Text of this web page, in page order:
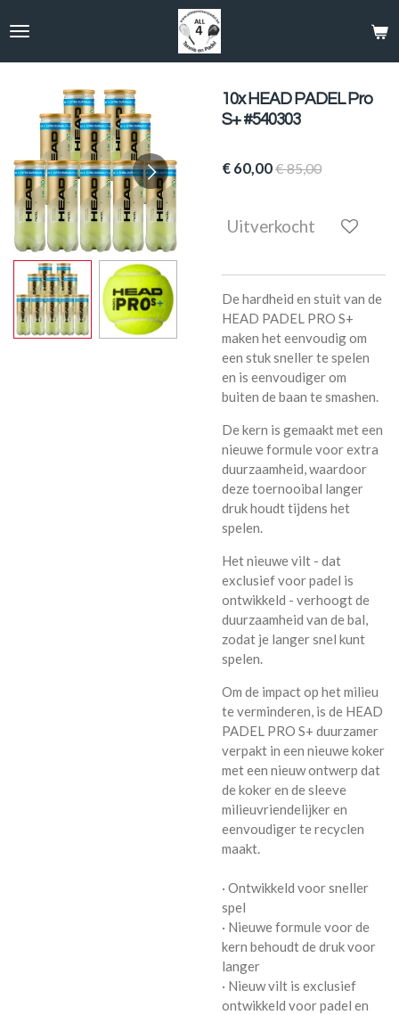
direct
hoofdinhoud
10x HEAD PADEL Pro
S+ #540303
€ 60,00€ 85,00
Uitverkocht
De hardheid en stuit van de
HEAD PADEL PRO S+
maken het eenvoudig om
een stuk sneller te spelen
en is eenvoudiger om
buiten de baan te smashen.
De kern is gemaakt met een
nieuwe formule voor extra
duurzaamheid, waardoor
deze toernooibal langer
druk houdt tijdens het
spelen.
Het nieuwe vilt - dat
exclusief voor padel is
ontwikkeld - verhoogt de
duurzaamheid van de bal,
zodat je langer snel kunt
spelen.
Om de impact op het milieu
te verminderen, is de HEAD
PADEL PRO S+ duurzamer
verpakt in een nieuwe koker
met een nieuw ontwerp dat
de koker en de sleeve
milieuvriendelijker en
eenvoudiger te recyclen
maakt.
· Ontwikkeld voor sneller
spel
· Nieuwe formule voor de
kern behoudt de druk voor
langer
· Nieuw vilt is exclusief
ontwikkeld voor padel en